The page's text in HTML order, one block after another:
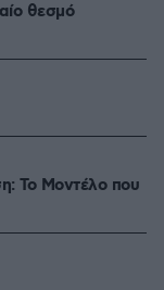
θεσμό
Το Mοντέλο που